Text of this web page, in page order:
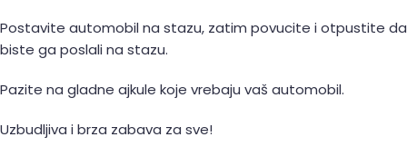
Postavite automobil na stazu, zatim povucite i otpustite da
biste ga poslali na stazu.
Pazite na gladne ajkule koje vrebaju vaš automobil.
Uzbudljiva i brza zabava za sve!